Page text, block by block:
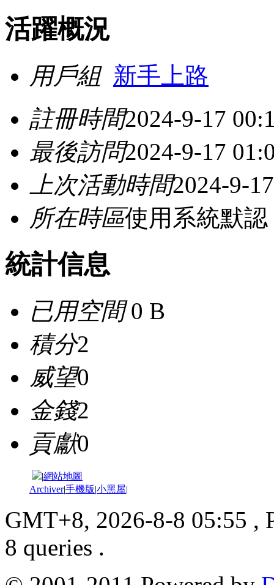
活躍概況
用戶組 新手上路
註冊時間2024-9-17
最後訪問2024-9-17
上次活動時間2024-9-
所在時區使用系統默認
統計信息
已用空間0 B
積分2
威望0
金錢2
貢獻0
|網站地圖
Archiver|手機版|小黑屋|
GMT+8, 2026-8-8 05:55 ,
8 queries .